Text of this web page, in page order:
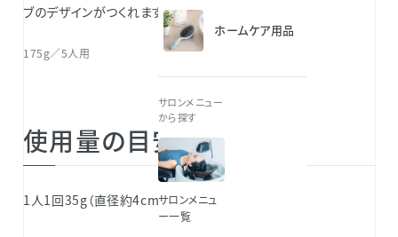
ホームケア用品
サロンメニュー
から探す
サロンメニュ
ー一覧
ブのデザインがつくれます。
175g／5人用
使用量の目安
1人1回35g（直径約4cmの球状25個分）